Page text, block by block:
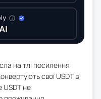
на тлі посилення
свої USDT в
USDT не